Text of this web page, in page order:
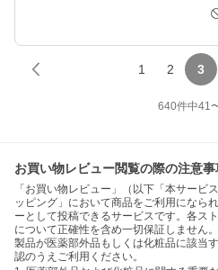
1 2 3
640件中41
お買い物レビュー閲覧の際の注意事
「お買い物レビュー」（以下「本サービ
ッピング」において商品をご利用になら
ーとして投稿できるサービスです。各ス
について正確性を含め一切保証しません
製品が医薬部外品もしくは化粧品に該当
認のうえご利用ください。